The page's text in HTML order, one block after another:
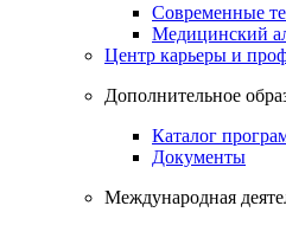
Современные
Медицинский
Центр карьеры и
Дополнительное
Каталог
Документы
Международная